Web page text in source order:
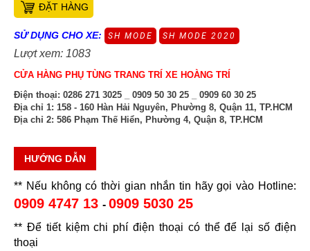
ĐẶT HÀNG
SỬ DỤNG CHO XE: SH MODE SH MODE 2020
Lượt xem: 1083
CỬA HÀNG PHỤ TÙNG TRANG TRÍ XE HOÀNG TRÍ
Điện thoại: 0286 271 3025 _ 0909 50 30 25 _ 0909 60 30 25
Địa chỉ 1: 158 - 160 Hàn Hải Nguyên, Phường 8, Quận 11, TP.HCM
Địa chỉ 2: 586 Phạm Thế Hiển, Phường 4, Quận 8, TP.HCM
HƯỚNG DẪN
** Nếu không có thời gian nhắn tin hãy gọi vào Hotline:
0909 4747 13 - 0909 5030 25
** Để tiết kiệm chi phí điện thoại có thể để lại số điện
thoại